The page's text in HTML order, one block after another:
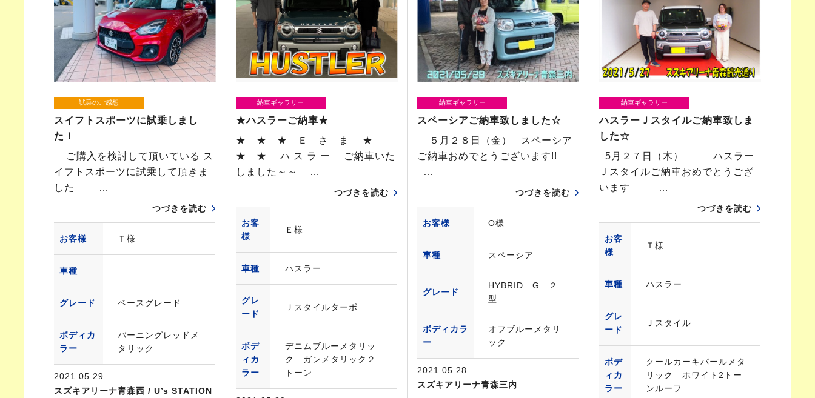
試乗のご感想
スイフトスポーツに試乗しまし
た！
ご購入を検討して頂いている ス
イフトスポーツに試乗して頂きま
した …
つづきを読む
お客様 Ｔ様
車種
グレード ベースグレード
ボディカ
ラー
バーニングレッドメ
タリック
2021.05.29
スズキアリーナ青森西 / U’s STATION
納車ギャラリー
★ハスラーご納車★
★ ★ ★ Ｅ さ ま ★
★ ★ ハ ス ラ ー ご納車いた
しました～～ …
つづきを読む
お客
様
Ｅ様
車種 ハスラー
グレ
ード
Ｊスタイルターボ
ボデ
ィカ
ラー
デニムブルーメタリッ
ク ガンメタリック２
トーン
納車ギャラリー
スペーシアご納車致しました☆
５月２８日（金） スペーシア
ご納車おめでとうございます!!
…
つづきを読む
お客様 O様
車種 スペーシア
グレード
HYBRID G ２
型
ボディカラ
ー
オフブルーメタリ
ック
2021.05.28
スズキアリーナ青森三内
納車ギャラリー
ハスラーＪスタイルご納車致しま
した☆
5月２７日（木） ハスラー
Ｊスタイルご納車おめでとうござ
います …
つづきを読む
お客
様
Ｔ様
車種 ハスラー
グレ
ード
Ｊスタイル
ボデ
ィカ
ラー
クールカーキパールメタ
リック ホワイト2トー
ンルーフ